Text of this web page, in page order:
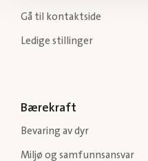
Gå til kontaktside
Ledige stillinger
Bærekraft
Bevaring av dyr
Miljø og samfunnsansvar